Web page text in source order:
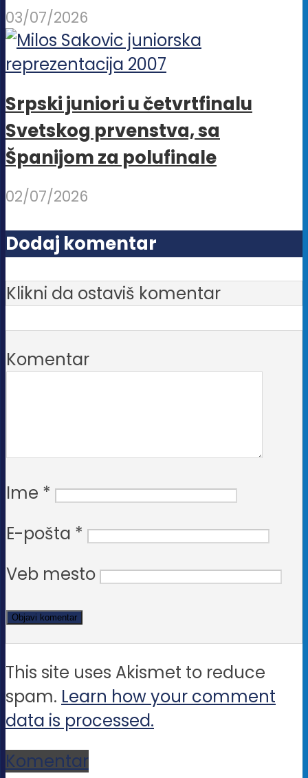
03/07/2026
Srpski juniori u četvrtfinalu
Svetskog prvenstva, sa
Španijom za polufinale
02/07/2026
Dodaj komentar
Klikni da ostaviš komentar
Komentar
Ime *
E-pošta *
Veb mesto
This site uses Akismet to reduce
spam. Learn how your comment
data is processed.
Komentar